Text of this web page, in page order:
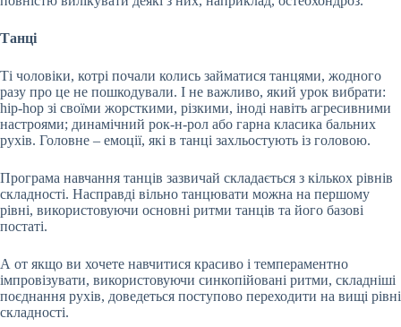
Танці
Ті чоловіки, котрі почали колись займатися танцями, жодного
разу про це не пошкодували. І не важливо, який урок вибрати:
hip-hop зі своїми жорсткими, різкими, іноді навіть агресивними
настроями; динамічний рок-н-рол або гарна класика бальних
рухів. Головне – емоції, які в танці захльостують із головою.
Програма навчання танців зазвичай складається з кількох рівнів
складності. Насправді вільно танцювати можна на першому
рівні, використовуючи основні ритми танців та його базові
постаті.
А от якщо ви хочете навчитися красиво і темпераментно
імпровізувати, використовуючи синкопійовані ритми, складніші
поєднання рухів, доведеться поступово переходити на вищі рівні
складності.